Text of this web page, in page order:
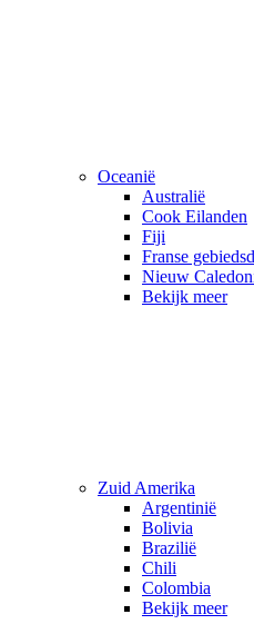
Oceanië
Australië
Cook Eilanden
Fiji
Franse
Nieuw
Bekijk meer
Zuid Amerika
Argentinië
Bolivia
Brazilië
Chili
Colombia
Bekijk meer